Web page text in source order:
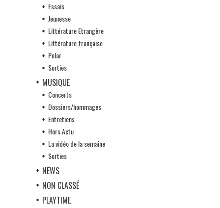
Essais
Jeunesse
Littérature Etrangère
Littérature française
Polar
Sorties
MUSIQUE
Concerts
Dossiers/hommages
Entretiens
Hors Actu
La vidéo de la semaine
Sorties
NEWS
NON CLASSÉ
PLAYTIME